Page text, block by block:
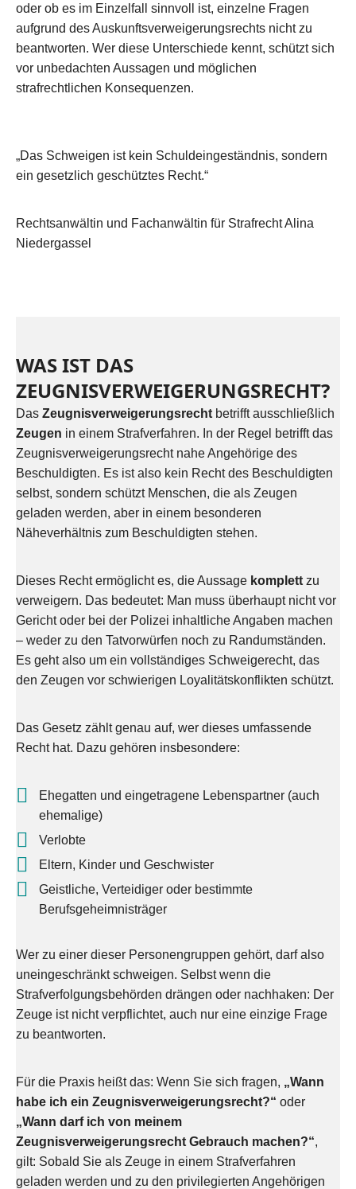
oder ob es im Einzelfall sinnvoll ist, einzelne Fragen
aufgrund des Auskunftsverweigerungsrechts nicht zu
beantworten. Wer diese Unterschiede kennt, schützt sich
vor unbedachten Aussagen und möglichen
strafrechtlichen Konsequenzen.
„Das Schweigen ist kein Schuldeingeständnis, sondern
ein gesetzlich geschütztes Recht.“
Rechtsanwältin und Fachanwältin für Strafrecht Alina
Niedergassel
WAS IST DAS
ZEUGNISVERWEIGERUNGSRECHT?
Das Zeugnisverweigerungsrecht betrifft ausschließlich
Zeugen in einem Strafverfahren. In der Regel betrifft das
Zeugnisverweigerungsrecht nahe Angehörige des
Beschuldigten. Es ist also kein Recht des Beschuldigten
selbst, sondern schützt Menschen, die als Zeugen
geladen werden, aber in einem besonderen
Näheverhältnis zum Beschuldigten stehen.
Dieses Recht ermöglicht es, die Aussage komplett zu
verweigern. Das bedeutet: Man muss überhaupt nicht vor
Gericht oder bei der Polizei inhaltliche Angaben machen
– weder zu den Tatvorwürfen noch zu Randumständen.
Es geht also um ein vollständiges Schweigerecht, das
den Zeugen vor schwierigen Loyalitätskonflikten schützt.
Das Gesetz zählt genau auf, wer dieses umfassende
Recht hat. Dazu gehören insbesondere:
Ehegatten und eingetragene Lebenspartner (auch
ehemalige)
Verlobte
Eltern, Kinder und Geschwister
Geistliche, Verteidiger oder bestimmte
Berufsgeheimnisträger
Wer zu einer dieser Personengruppen gehört, darf also
uneingeschränkt schweigen. Selbst wenn die
Strafverfolgungsbehörden drängen oder nachhaken: Der
Zeuge ist nicht verpflichtet, auch nur eine einzige Frage
zu beantworten.
Für die Praxis heißt das: Wenn Sie sich fragen, „Wann
habe ich ein Zeugnisverweigerungsrecht?“ oder
„Wann darf ich von meinem
Zeugnisverweigerungsrecht Gebrauch machen?“,
gilt: Sobald Sie als Zeuge in einem Strafverfahren
geladen werden und zu den privilegierten Angehörigen